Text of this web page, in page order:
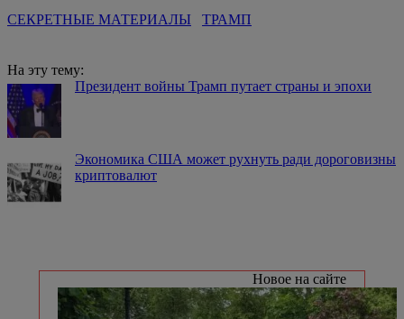
СЕКРЕТНЫЕ МАТЕРИАЛЫ ТРАМП
На эту тему:
Президент войны Трамп путает страны и эпохи
Экономика США может рухнуть ради дороговизны
криптовалют
Новое на сайте